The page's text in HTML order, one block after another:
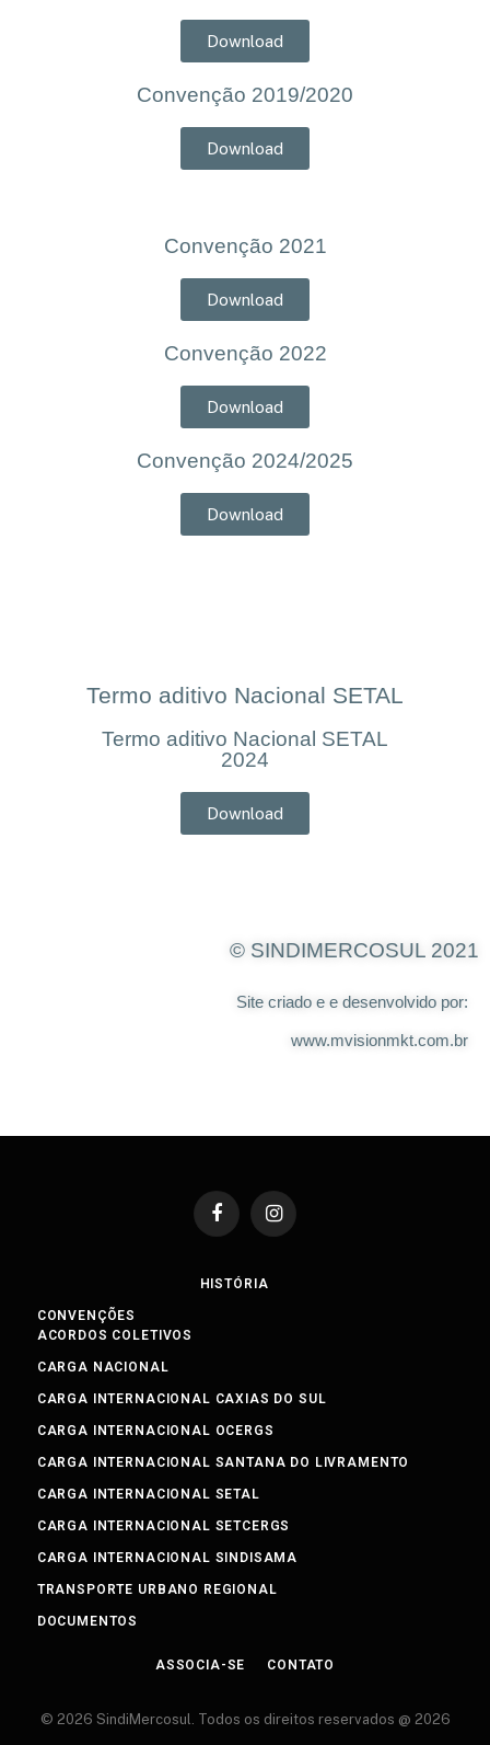
Download
Convenção 2019/2020
Download
Convenção 2021
Download
Convenção 2022
Download
Convenção 2024/2025
Download
Termo aditivo Nacional SETAL
Termo aditivo Nacional SETAL
2024
Download
© SINDIMERCOSUL 2021
Site criado e e desenvolvido por:
www.mvisionmkt.com.br
FacebookInstagram
HISTÓRIA
CONVENÇÕES
ACORDOS COLETIVOS
CARGA NACIONAL
CARGA INTERNACIONAL CAXIAS DO SUL
CARGA INTERNACIONAL OCERGS
CARGA INTERNACIONAL SANTANA DO LIVRAMENTO
CARGA INTERNACIONAL SETAL
CARGA INTERNACIONAL SETCERGS
CARGA INTERNACIONAL SINDISAMA
TRANSPORTE URBANO REGIONAL
DOCUMENTOS
ASSOCIA-SE CONTATO
© 2026 SindiMercosul. Todos os direitos reservados @ 2026